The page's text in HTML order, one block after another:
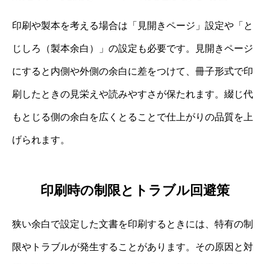
印刷や製本を考える場合は「見開きページ」設定や「と
じしろ（製本余白）」の設定も必要です。見開きページ
にすると内側や外側の余白に差をつけて、冊子形式で印
刷したときの見栄えや読みやすさが保たれます。綴じ代
もとじる側の余白を広くとることで仕上がりの品質を上
げられます。
印刷時の制限とトラブル回避策
狭い余白で設定した文書を印刷するときには、特有の制
限やトラブルが発生することがあります。その原因と対